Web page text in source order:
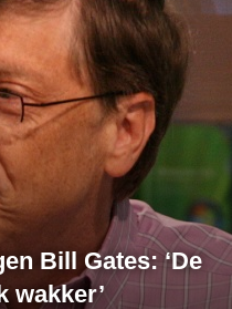
Bill Gates: ‘De
wakker’